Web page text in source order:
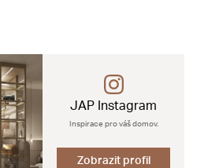
JAP Instagram
Inspirace pro váš domov.
Zobrazit profil